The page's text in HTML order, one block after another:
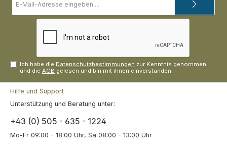
Mail-
Ich habe die Datenschutzbestimmungen zur Kenntnis genommen
und dieAGB gelesen und bin mit ihnen einverstanden.
Hilfe und Support
Unterstützung und Beratung unter:
+43 (0) 505 - 635 - 1224
Mo-Fr 09:00 - 18:00 Uhr, Sa 08:00 - 13:00 Uhr